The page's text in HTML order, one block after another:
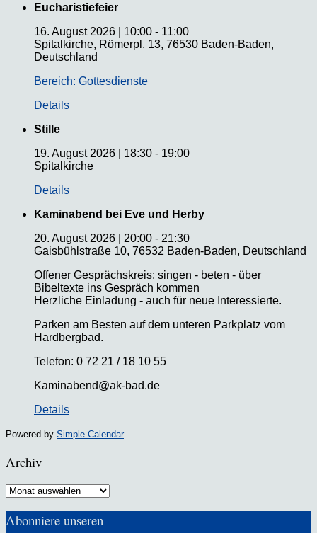
Eucharistiefeier
16. August 2026
10:00 - 11:00
Spitalkirche, Römerpl. 13, 76530 Baden-Baden,
Deutschland
Bereich: Gottesdienste
Details
Stille
19. August 2026
18:30 - 19:00
Spitalkirche
Details
Kaminabend bei Eve und Herby
20. August 2026
20:00 - 21:30
Gaisbühlstraße 10, 76532 Baden-Baden, Deutschland
Offener Gesprächskreis: singen - beten - über
Bibeltexte ins Gespräch kommen
Herzliche Einladung - auch für neue Interessierte.
Parken am Besten auf dem unteren Parkplatz vom
Hardbergbad.
Telefon: 0 72 21 / 18 10 55
Kaminabend@ak-bad.de
Details
Powered by Simple Calendar
Archiv
Archiv
Abonniere unseren